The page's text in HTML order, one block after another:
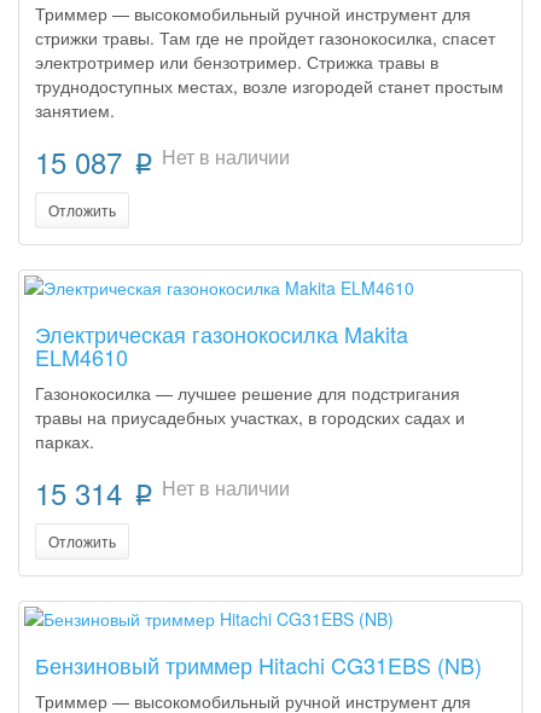
Триммер — высокомобильный ручной инструмент для
стрижки травы. Там где не пройдет газонокосилка, спасет
электротример или бензотример. Стрижка травы в
труднодоступных местах, возле изгородей станет простым
занятием.
15 087 p Нет в наличии
Отложить
Электрическая газонокосилка Makita
ELM4610
Газонокосилка — лучшее решение для подстригания
травы на приусадебных участках, в городских садах и
парках.
15 314 p Нет в наличии
Отложить
Бензиновый триммер Hitachi CG31EBS (NB)
Триммер — высокомобильный ручной инструмент для